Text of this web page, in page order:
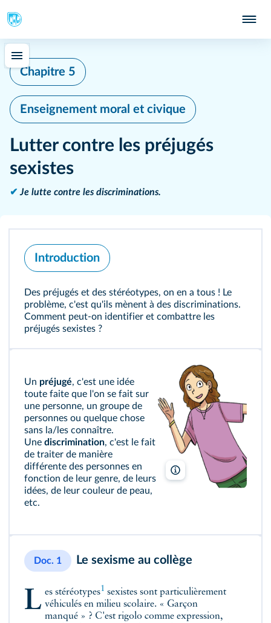
Chapitre 5
Enseignement moral et civique
Lutter contre les préjugés
sexistes
✔ Je lutte contre les discriminations.
Introduction
Des préjugés et des stéréotypes, on en a tous ! Le
problème, c'est qu'ils mènent à des discriminations.
Comment peut‑on identifier et combattre les
préjugés sexistes ?
Un préjugé, c'est une idée
toute faite que l'on se fait sur
une personne, un groupe de
personnes ou quelque chose
sans la/les connaître.
Une discrimination, c'est le fait
de traiter de manière
différente des personnes en
fonction de leur genre, de leurs
idées, de leur couleur de peau,
etc.
Vincent Brascaglia/
Doc. 1 Le sexisme au collège
Les stéréotypes1 sexistes sont particulièrement
véhiculés en milieu scolaire. « Garçon
manqué » ? C'est rigolo comme expression,